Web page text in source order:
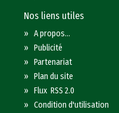
Nos liens utiles
»A propos...
»Publicité
»Partenariat
»Plan du site
»Flux RSS 2.0
»Condition d'utilisation